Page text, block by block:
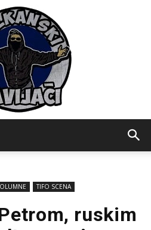
TIFO SCENA
ruskim